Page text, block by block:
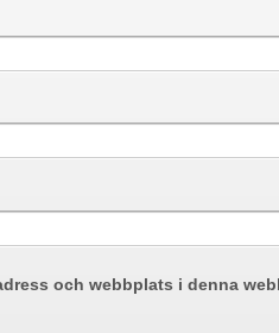
och webbplats i denna